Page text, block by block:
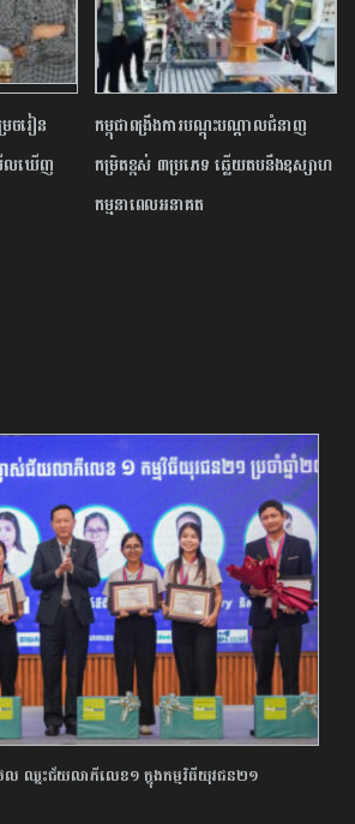
ចរៀន
ើលឃើញ
កម្ពុជាពង្រឹងការបណ្តុះបណ្តាលជំនាញ
កម្រិតខ្ពស់ ៣ប្រភេទ ឆ្លើយតបនឹងឧស្សាហ
កម្មនាពេលអនាគត
ឈ្នះជ័យលាភីលេខ១ ក្នុងកម្មវិធីយុវជន២១